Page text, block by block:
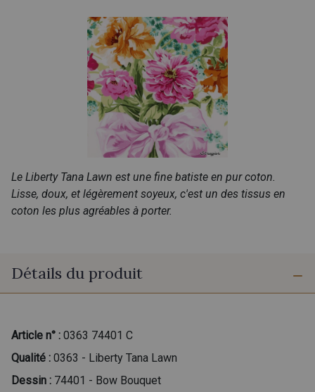
Le Liberty Tana Lawn est une fine batiste en pur coton.
Lisse, doux, et légèrement soyeux, c'est un des tissus en
coton les plus agréables à porter.
Détails du produit
Article n° : 0363 74401 C
Qualité : 0363 - Liberty Tana Lawn
Dessin : 74401 - Bow Bouquet